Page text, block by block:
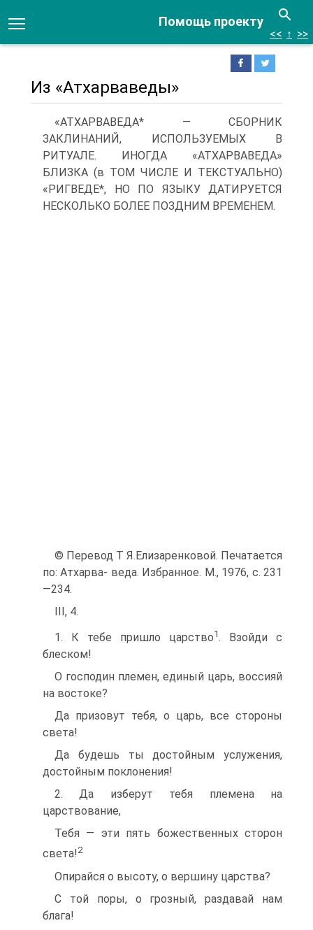
Помощь проекту
<< ↑ >>
Из «Атхарваведы»
«АТХАРВАВЕДА* — СБОРНИК
ЗАКЛИНАНИЙ, ИСПОЛЬЗУЕМЫХ В
РИТУАЛЕ. ИНОГДА «ATXAPBABЕДА»
БЛИЗКА (в ТОМ ЧИСЛЕ И ТЕКСТУАЛЬНО)
«РИГВЕДЕ*, НО ПО ЯЗЫКУ ДАТИРУЕТСЯ
НЕСКОЛЬКО БОЛЕЕ ПОЗДНИМ ВРЕМЕНЕМ.
© Перевод T Я.Елизаренковой. Печатается
по: Атхарва- веда. Избранное. M., 1976, с. 231
—234.
III, 4.
1. К тебе пришло царство1. Взойди с
блеском!
О господин племен, единый царь, воссияй
на востоке?
Да призовут тебя, о царь, все стороны
света!
Да будешь ты достойным услужения,
достойным поклонения!
2. Да изберут тебя племена на
царствование,
Тебя — эти пять божественных сторон
света!2
Опирайся о высоту, о вершину царства?
C той поры, о грозный, раздавай нам
блага!